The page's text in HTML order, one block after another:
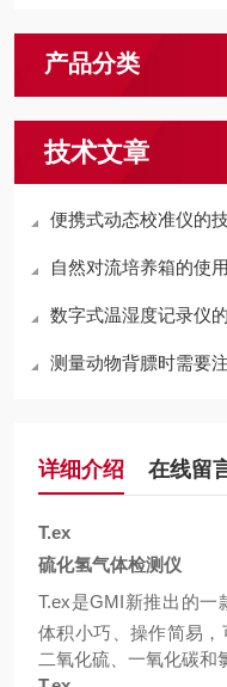
产品分类
技术文章
便携式动态校准仪的
自然对流培养箱的使
数字式温湿度记录仪
测量动物背膘时需要
详细介绍 在线留
T.ex
硫化氢气体检测仪
T.ex是GMI新推出的一
体积小巧、操作简易，
二氧化硫、一氧化碳和